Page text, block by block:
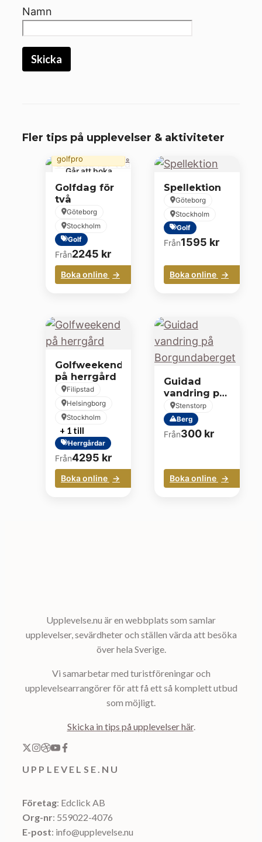
Namn
Fler tips på upplevelser & aktiviteter
Går att boka
golfsäsongen
50 min
golfpro
Golfdag för
två
Göteborg
Stockholm
Golf
Från2245 kr
Boka online
Spellektion
Göteborg
Stockholm
Golf
Från1595 kr
Boka online
Golfweekend
på herrgård
Filipstad
Helsingborg
Stockholm
+ 1 till
Herrgårdar
Från4295 kr
Boka online
Guidad
vandring på
Borgundaberget
Stenstorp
Berg
Från300 kr
Boka online
Upplevelse.nu är en webbplats som samlar
upplevelser, sevärdheter och ställen värda att besöka
över hela Sverige.
Vi samarbetar med turistföreningar och
upplevelsearrangörer för att få ett så komplett utbud
som möjligt.
Skicka in tips på upplevelser här.
UPPLEVELSE.NU
Företag: Edclick AB
Org-nr: 559022-4076
E-post: info@upplevelse.nu